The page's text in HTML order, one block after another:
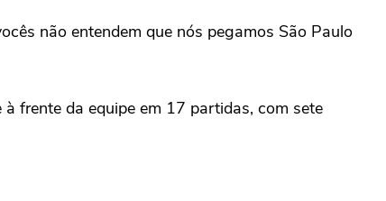
não entendem que nós pegamos São Paulo
frente da equipe em 17 partidas, com sete